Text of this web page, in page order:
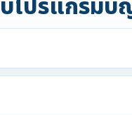
โปรแกรม